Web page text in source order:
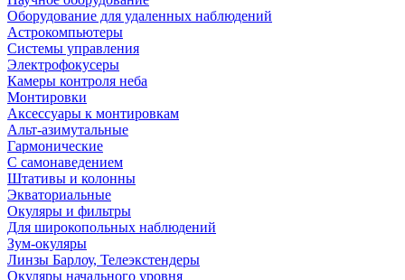
Оборудование для удаленных наблюдений
Астрокомпьютеры
Системы управления
Электрофокусеры
Камеры контроля неба
Монтировки
Аксессуары к монтировкам
Альт-азимутальные
Гармонические
С самонаведением
Штативы и колонны
Экваториальные
Окуляры и фильтры
Для широкопольных наблюдений
Зум-окуляры
Линзы Барлоу, Телеэкстендеры
Окуляры начального уровня